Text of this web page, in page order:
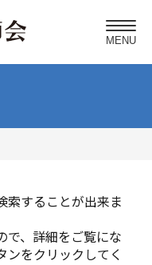
索することが出来ま
で、詳細をご覧にな
ンをクリックしてく